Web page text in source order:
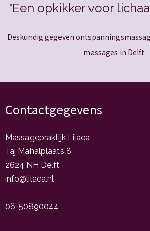
"Een opkikker voor
Deskundig gegeven
massages in Delft
Contactgegevens
Massagepraktijk Lilaea
Taj Mahalplaats 8
2624 NH Delft
info@lilaea.nl
06-50890044